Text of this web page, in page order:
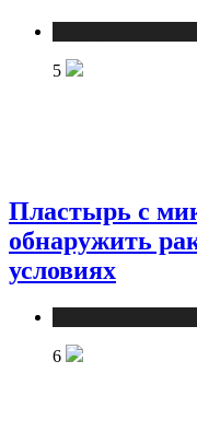
5
Пластырь с
обнаружить
условиях
6